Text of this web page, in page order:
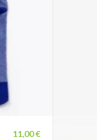
11,00 €